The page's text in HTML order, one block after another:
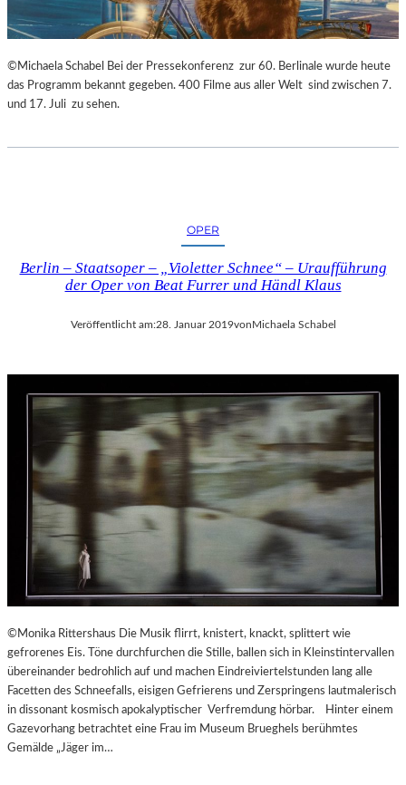
©Michaela Schabel Bei der Pressekonferenz zur 60. Berlinale wurde heute
das Programm bekannt gegeben. 400 Filme aus aller Welt sind zwischen 7.
und 17. Juli zu sehen.
OPER
Berlin – Staatsoper – „Violetter Schnee“ – Uraufführung
der Oper von Beat Furrer und Händl Klaus
Veröffentlicht am:28. Januar 2019von Michaela Schabel
©Monika Rittershaus Die Musik flirrt, knistert, knackt, splittert wie
gefrorenes Eis. Töne durchfurchen die Stille, ballen sich in Kleinstintervallen
übereinander bedrohlich auf und machen Eindreiviertelstunden lang alle
Facetten des Schneefalls, eisigen Gefrierens und Zerspringens lautmalerisch
in dissonant kosmisch apokalyptischer Verfremdung hörbar. Hinter einem
Gazevorhang betrachtet eine Frau im Museum Brueghels berühmtes
Gemälde „Jäger im…